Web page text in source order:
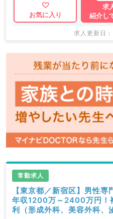
お気に入り
求
紹介し
求人更新日
常勤求人
【東京都／新宿区】男性
年収1200万～2400万円！
利（形成外科、美容外科、